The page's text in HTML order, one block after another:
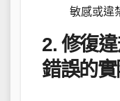
敏感或違
2. 修復
錯誤的